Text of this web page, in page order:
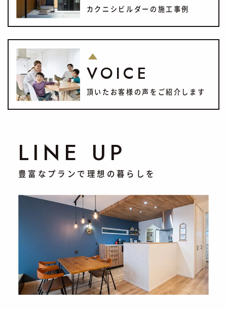
カクニシビルダーの施工事例
VOICE
頂いたお客様の声をご紹介します
LINE UP
豊富なプランで理想の暮らしを